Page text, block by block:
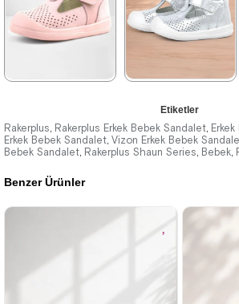
%42İndirim
Ücretsiz
Kargo
Tükeniyor
%42İndirim
Ücretsiz
Kargo
1.399,90 ₺
2.399,90 ₺
%42İndirim
Ücretsiz
★ ★ ★
1.399,90 ₺
2.399,90 ₺
%42İndirim
Ücretsiz
Benzer Ürünler
Etiketler
Rakerplus, Rakerplus Erkek Bebek Sandalet,
Erkek Bebek Sandalet, Vizon Erkek Bebek
Bebek Sandalet, Rakerplus Shaun Series, Bebek,